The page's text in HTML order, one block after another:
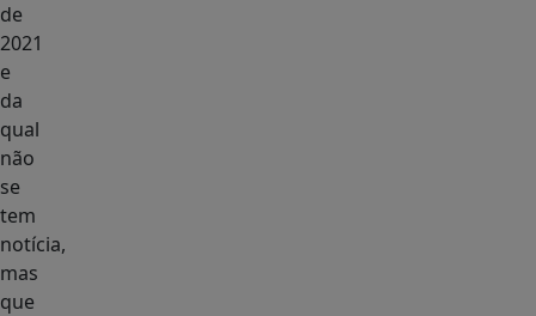
de
2021
e
da
qual
não
se
tem
notícia,
mas
que